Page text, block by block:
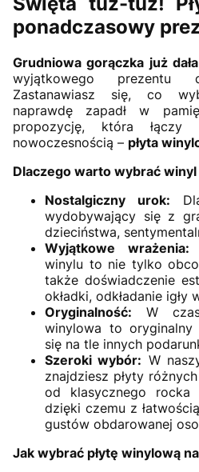
ponadczasowy
Grudniowa gorączka już
wyjątkowego prezentu
Zastanawiasz się, co
naprawdę zapadł w
propozycję, która
nowoczesnością – płyta
Dlaczego warto wybrać
Nostalgiczny urok:
wydobywający się z
dzieciństwa,
Wyjątkowe wrażenia:
winylu to nie tylko
także doświadczenie
okładki, odkładanie
Oryginalność: W
winylowa to
się na tle innych
Szeroki wybór: W
znajdziesz płyty
od klasycznego rocka
dzięki czemu z
gustów obdarowanej
Jak wybrać płytę winylową